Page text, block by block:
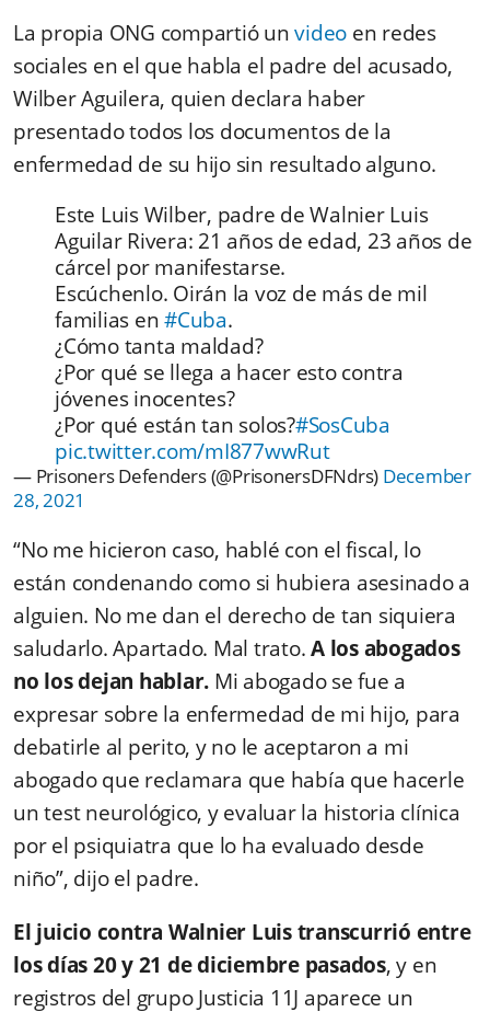
La propia ONG compartió unvideo en redes
sociales en el que habla el padre del acusado,
Wilber Aguilera, quien declara haber
presentado todos los documentos de la
enfermedad de su hijo sin resultado alguno.
Este Luis Wilber, padre de Walnier Luis
Aguilar Rivera: 21 años de edad, 23 años de
cárcel por manifestarse.
Escúchenlo. Oirán la voz de más de mil
familias en#Cuba.
¿Cómo tanta maldad?
¿Por qué se llega a hacer esto contra
jóvenes inocentes?
¿Por qué están tan solos?#SosCuba
pic.twitter.com/mI877wwRut
— Prisoners Defenders (@PrisonersDFNdrs) December
28, 2021
“No me hicieron caso, hablé con el fiscal, lo
están condenando como si hubiera asesinado a
alguien. No me dan el derecho de tan siquiera
saludarlo. Apartado. Mal trato.A los abogados
no los dejan hablar. Mi abogado se fue a
expresar sobre la enfermedad de mi hijo, para
debatirle al perito, y no le aceptaron a mi
abogado que reclamara que había que hacerle
un test neurológico, y evaluar la historia clínica
por el psiquiatra que lo ha evaluado desde
niño”, dijo el padre.
El juicio contra Walnier Luis transcurrió entre
los días 20 y 21 de diciembre pasados, y en
registros del grupo Justicia 11J aparece un